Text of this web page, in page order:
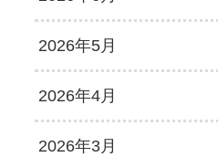
2026年5月
2026年4月
2026年3月